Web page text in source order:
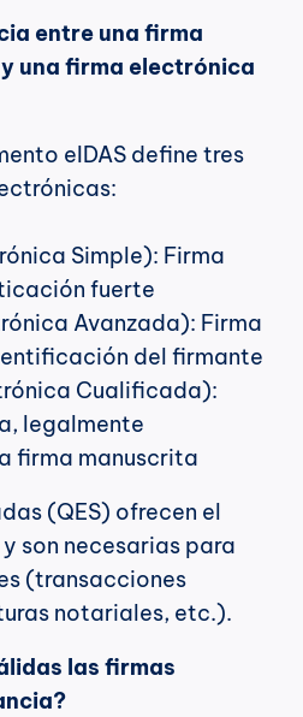
entre una firma
una firma electrónica
eIDAS define tres
Simple): Firma
fuerte
Avanzada): Firma
del firmante
Cualificada):
legalmente
firma manuscrita
(QES) ofrecen el
son necesarias para
(transacciones
notariales, etc.).
las firmas